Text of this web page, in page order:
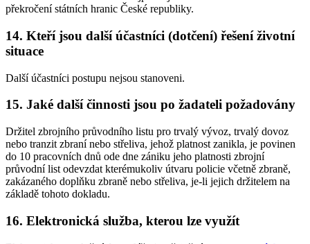
překročení státních hranic České republiky.
14. Kteří jsou další účastníci (dotčení) řešení životní
situace
Další účastníci postupu nejsou stanoveni.
15. Jaké další činnosti jsou po žadateli požadovány
Držitel zbrojního průvodního listu pro trvalý vývoz, trvalý dovoz
nebo tranzit zbraní nebo střeliva, jehož platnost zanikla, je povinen
do 10 pracovních dnů ode dne zániku jeho platnosti zbrojní
průvodní list odevzdat kterémukoliv útvaru policie včetně zbraně,
zakázaného doplňku zbraně nebo střeliva, je-li jejich držitelem na
základě tohoto dokladu.
16. Elektronická služba, kterou lze využít